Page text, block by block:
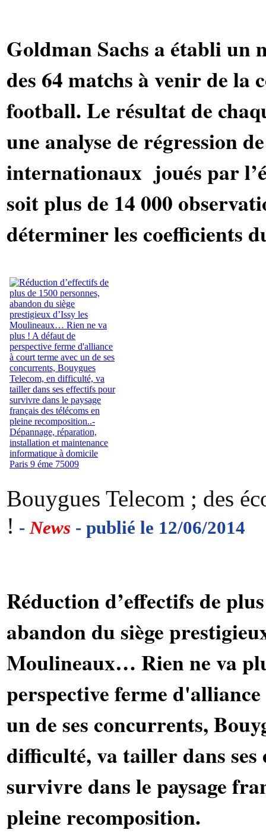
Goldman Sachs a établi un
des 64 matchs à venir de la
football. Le résultat de
une analyse de régression
internationaux joués par
soit plus de 14 000
déterminer les coefficients
Bouygues Telecom ; des
! -News - publié le 12/06/2014
Réduction d’effectifs de
abandon du siège
Moulineaux… Rien ne va
perspective ferme
un de ses concurrents,
difficulté, va tailler dans
survivre dans le paysage
pleine recomposition.